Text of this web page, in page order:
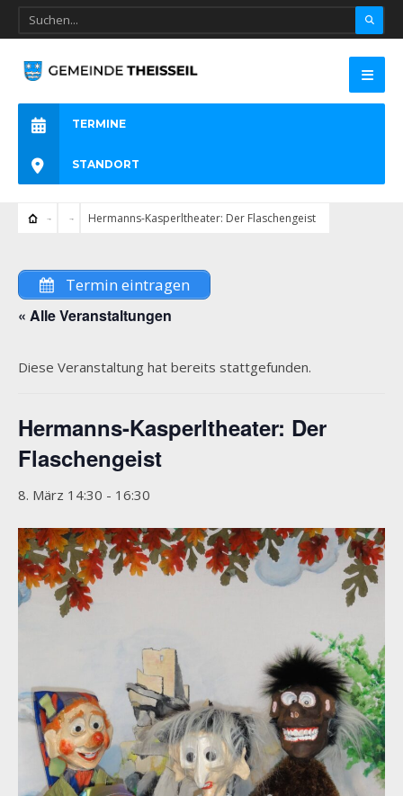
TERMINE
STANDORT
Hermanns-Kasperltheater: Der Flaschengeist
Termin eintragen
« Alle Veranstaltungen
Diese Veranstaltung hat bereits stattgefunden.
Hermanns-Kasperltheater: Der
Flaschengeist
8. März 14:30 - 16:30